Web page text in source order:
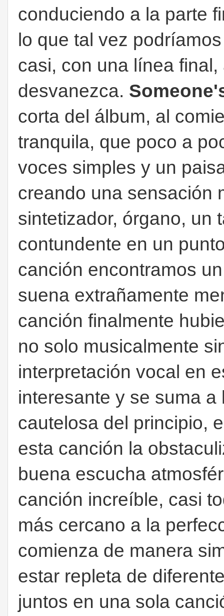
conduciendo a la parte
lo que tal vez
casi, con una línea
desvanezca.
corta del álbum, al
tranquila, que poco a
voces simples y un
creando una sensación
sintetizador, órgano, un
contundente en un
canción encontramos
suena extrañamente
canción finalmente
no solo musicalmente
interpretación vocal en
interesante y se suma
cautelosa del principio,
esta canción la
buena escucha
canción increíble, casi
más cercano a la
comienza de manera
estar repleta de
juntos en una sola